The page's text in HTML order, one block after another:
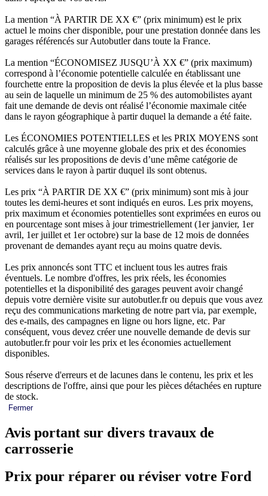
La mention “À PARTIR DE XX €” (prix minimum) est le prix
actuel le moins cher disponible, pour une prestation donnée dans les
garages référencés sur Autobutler dans toute la France.
La mention “ÉCONOMISEZ JUSQU’À XX €” (prix maximum)
correspond à l’économie potentielle calculée en établissant une
fourchette entre la proposition de devis la plus élevée et la plus basse
au sein de laquelle un minimum de 25 % des automobilistes ayant
fait une demande de devis ont réalisé l’économie maximale citée
dans le rayon géographique à partir duquel la demande a été faite.
Les ÉCONOMIES POTENTIELLES et les PRIX MOYENS sont
calculés grâce à une moyenne globale des prix et des économies
réalisés sur les propositions de devis d’une même catégorie de
services dans le rayon à partir duquel ils sont obtenus.
Les prix “À PARTIR DE XX €” (prix minimum) sont mis à jour
toutes les demi-heures et sont indiqués en euros. Les prix moyens,
prix maximum et économies potentielles sont exprimées en euros ou
en pourcentage sont mises à jour trimestriellement (1er janvier, 1er
avril, 1er juillet et 1er octobre) sur la base de 12 mois de données
provenant de demandes ayant reçu au moins quatre devis.
Les prix annoncés sont TTC et incluent tous les autres frais
éventuels. Le nombre d'offres, les prix réels, les économies
potentielles et la disponibilité des garages peuvent avoir changé
depuis votre dernière visite sur autobutler.fr ou depuis que vous avez
reçu des communications marketing de notre part via, par exemple,
des e-mails, des campagnes en ligne ou hors ligne, etc. Par
conséquent, vous devez créer une nouvelle demande de devis sur
autobutler.fr pour voir les prix et les économies actuellement
disponibles.
Sous réserve d'erreurs et de lacunes dans le contenu, les prix et les
descriptions de l'offre, ainsi que pour les pièces détachées en rupture
de stock.
Fermer
Avis portant sur divers travaux de
carrosserie
Prix pour réparer ou réviser votre Ford